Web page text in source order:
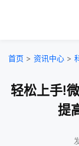
首页 > 资讯中心 >
轻松上手!
提